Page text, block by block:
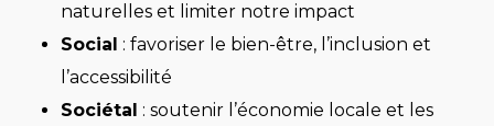
naturelles et limiter notre impact
Social : favoriser le bien-être, l’inclusion et
l’accessibilité
Sociétal : soutenir l’économie locale et les